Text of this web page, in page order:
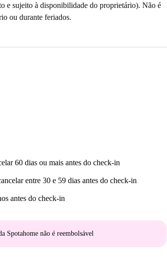
e sujeito à disponibilidade do proprietário). Não é
ou durante feriados.
60 dias ou mais antes do check-in
entre 30 e 59 dias antes do check-in
antes do check-in
Spotahome não é reembolsável